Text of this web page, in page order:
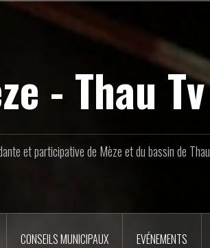
- Thau Tv
et participative de Mèze et du bassin de Thau
CONSEILS MUNICIPAUX EVÉNEMENTS